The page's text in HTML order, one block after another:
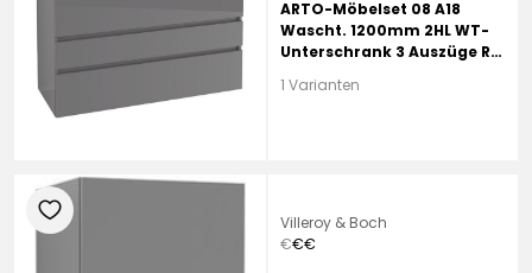
ARTO-Möbelset 08 A18
Wascht. 1200mm 2HL WT-
Unterschrank 3 Auszüge RR
1 Varianten
heart
Villeroy & Boch
€€€